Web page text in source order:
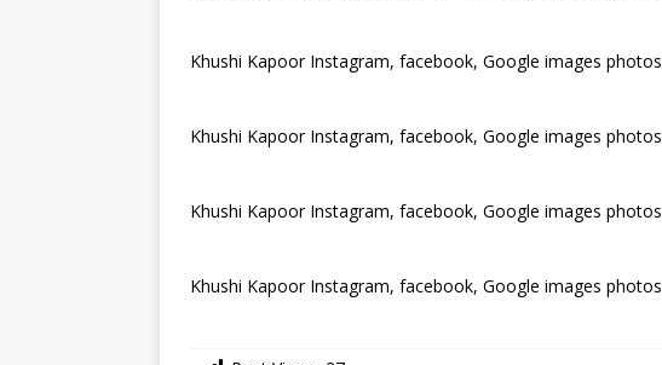
Khushi Kapoor Instagram, facebook, Google images photos
Khushi Kapoor Instagram, facebook, Google images photos
Khushi Kapoor Instagram, facebook, Google images photos
Khushi Kapoor Instagram, facebook, Google images photos